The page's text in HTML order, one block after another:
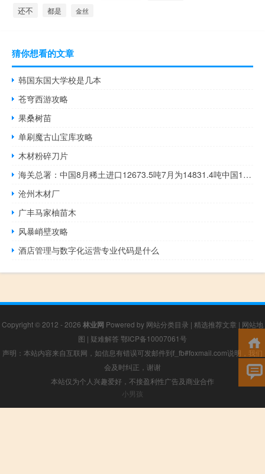
还不 都是 金丝
猜你想看的文章
韩国东国大学校是几本
苍穹西游攻略
果桑树苗
单刷魔古山宝库攻略
木材粉碎刀片
海关总署：中国8月稀土进口12673.5吨7月为14831.4吨中国1-8月稀土进口为118426吨中国8月稀土出口4775吨7月为5425.6吨中国1-8月稀土出口为36436.6吨中国8月天然气进口1085.8万吨7月为1030.8万吨中国1-8月天然气进口为7770.7万吨中国8月成品油进口为352.6万吨7月为450.4万吨中国1-8月成品油进口为3055万吨中国8月成品油出口为589.4万吨7月为531.1万吨中国1-8月成品油出口为4250.7万吨中国8月原油进口5280.4万吨7月为4368
沧州木材厂
广丰马家柚苗木
风暴峭壁攻略
酒店管理与数字化运营专业代码是什么
Copyright © 2012 - 2026 林业网 Powered by 网站分类目录 | 精选推荐文章 | 网站地
图 | 疑难解答 鄂ICP备10007061号
声明：本站内容来自互联网，如信息有错误可发邮件到f_fb#foxmail.com说明，我们
会及时纠正，谢谢
本站仅为个人兴趣爱好，不接盈利性广告及商业合作
小男孩